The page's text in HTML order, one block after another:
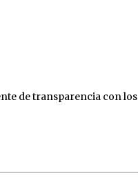
de transparencia con los